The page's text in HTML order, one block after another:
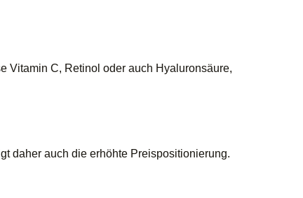
Vitamin C, Retinol oder auch Hyaluronsäure,
daher auch die erhöhte Preispositionierung.